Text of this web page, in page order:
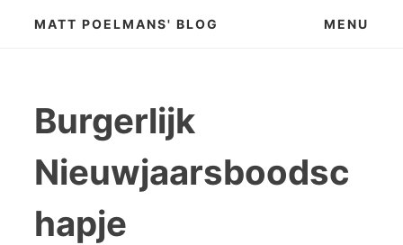
MATT POELMANS' BLOG MENU
Burgerlijk
Nieuwjaarsboodsc
hapje